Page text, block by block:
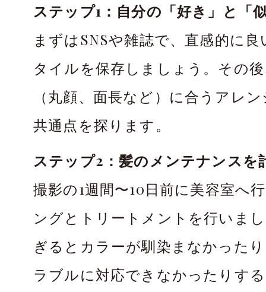
ステップ1：自分の「好き」と「
まずはSNSや雑誌で、直感的に
タイルを保存しましょう。その
（丸顔、面長など）に合うアレ
共通点を探ります。
ステップ2：髪のメンテナンスを
撮影の1週間〜10日前に美容室へ
ングとトリートメントを行いま
ぎるとカラーが馴染まなかった
ラブルに対応できなかったりす